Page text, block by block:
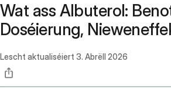
Wat ass Albuterol:
Doséierung,
Lescht aktualiséiert 3. Abrëll 2026